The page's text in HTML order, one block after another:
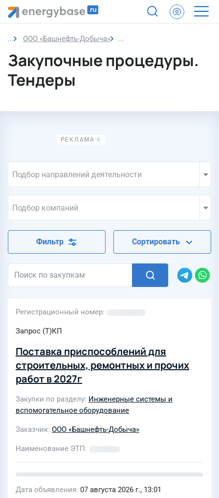
ООО «Башнефть-Добыча» Закупки компании
Закупочные процедуры.
Тендеры
Подбор направлений деятельности
Подбор компаний
Фильтр Сортировать
Регистрационный номер
Запрос (Т)КП
Поставка приспособлений для
строительных, ремонтных и прочих
работ в 2027г
Закупки по разделу Инженерные системы и
вспомогательное оборудование
Заказчик ООО «Башнефть-Добыча»
Наименование ЭТП
Дата объявления 07 августа 2026 г., 13:01